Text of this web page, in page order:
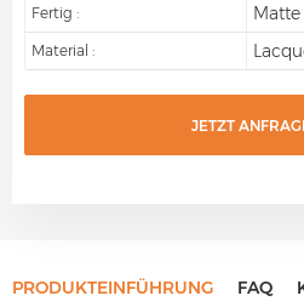
Fertig : Matte
Material :
JETZT
PRODUKTEINFÜHRUNG FAQ